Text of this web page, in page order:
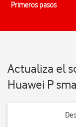
Primeros pasos
Actualiza el
Huawei P